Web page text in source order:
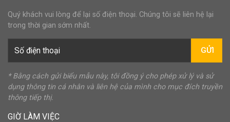
Quý khách vui lòng để lại số điện thoại. Chúng tôi sẽ liên hệ lại
trong thời gian sớm nhất.
GỬI
* Bằng cách gửi biểu mẫu này, tôi đồng ý cho phép xử lý và sử
dụng thông tin cá nhân và liên hệ của mình cho mục đích truyền
thông tiếp thị.
GIỜ LÀM VIỆC